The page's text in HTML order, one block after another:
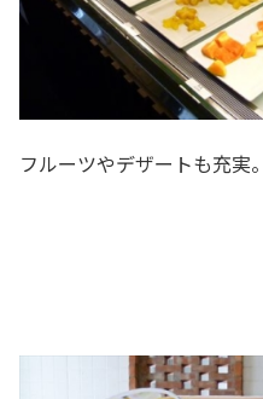
フルーツやデザートも充実。